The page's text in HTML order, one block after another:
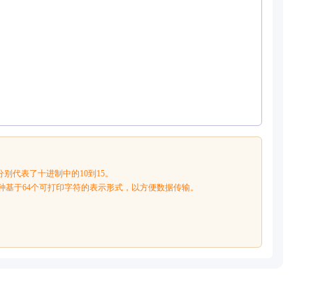
代表了十进制中的10到15。
于64个可打印字符的表示形式，以方便数据传输。